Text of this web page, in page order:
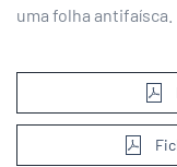
uma folha antifaísca.